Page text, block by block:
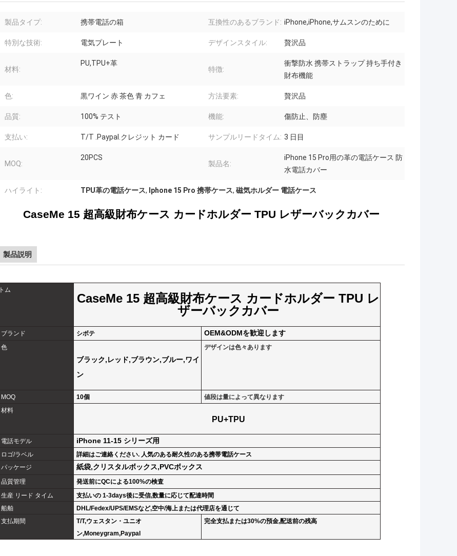
製品タイプ: 携帯電話の箱 互換性のあるブランド: iPhone,iPhone,サムスンのために
特別な技術: 電気プレート デザインスタイル: 贅沢品
材料:
PU,TPU+革
特徴:
衝撃防水 携帯ストラップ 持ち手付き
財布機能
色: 黒ワイン 赤 茶色 青 カフェ 方法要素: 贅沢品
品質: 100% テスト 機能: 傷防止、防塵
支払い: T/T .Paypal.クレジット カード サンプルリードタイム: 3 日目
MOQ:
20PCS
製品名:
iPhone 15 Pro用の革の電話ケース 防
水電話カバー
ハイライト: TPU革の電話ケース, Iphone 15 Pro 携帯ケース, 磁気ホルダー 電話ケース
CaseMe 15 超高級財布ケース カードホルダー TPU レザーバックカバー
製品説明
トム
CaseMe 15 超高級財布ケース カードホルダー TPU レ
ザーバックカバー
ブランド シボテ OEM&ODMを歓迎します
色
ブラック,レッド,ブラウン,ブルー,ワイ
ン
デザインは色々あります
MOQ 10個
値段は量によって異なります
材料
PU+TPU
電話モデル iPhone 11-15 シリーズ用
ロゴ/ラベル
詳細はご連絡ください. 人気のある耐久性のある携帯電話ケース
パッケージ
紙袋,クリスタルボックス,PVCボックス
品質管理
発送前にQCによる100%の検査
生産 リード タイム
支払いの 1-3days後に受信,数量に応じて配達時間
船舶
DHL/Fedex/UPS/EMSなど,空中/海上または代理店を通じて
支払期間
T/T,ウェスタン・ユニオ
ン,Moneygram,Paypal
完全支払または30%の預金,配送前の残高